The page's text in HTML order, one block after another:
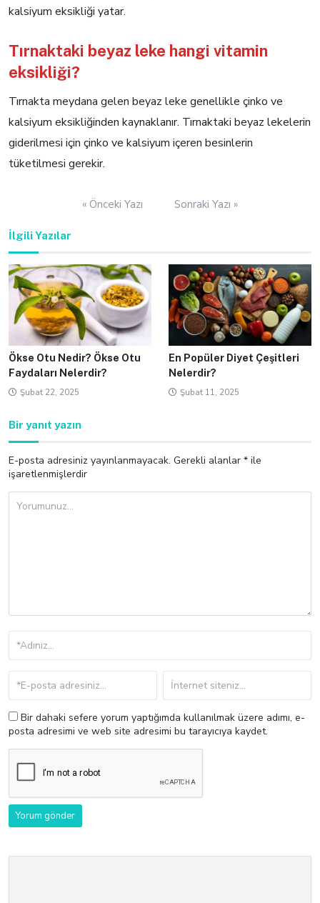
kalsiyum eksikliği yatar.
Tırnaktaki beyaz leke hangi vitamin
eksikliği?
Tırnakta meydana gelen beyaz leke genellikle çinko ve
kalsiyum eksikliğinden kaynaklanır. Tırnaktaki beyaz lekelerin
giderilmesi için çinko ve kalsiyum içeren besinlerin
tüketilmesi gerekir.
« Önceki Yazı Sonraki Yazı »
İlgili Yazılar
Ökse Otu Nedir? Ökse Otu
Faydaları Nelerdir?
Şubat 22, 2025
En Popüler Diyet Çeşitleri
Nelerdir?
Şubat 11, 2025
Bir yanıt yazın
E-posta adresiniz yayınlanmayacak. Gerekli alanlar * ile
işaretlenmişlerdir
Bir dahaki sefere yorum yaptığımda kullanılmak üzere adımı, e-
posta adresimi ve web site adresimi bu tarayıcıya kaydet.